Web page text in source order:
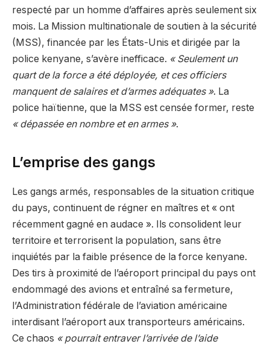
respecté par un homme d’affaires après seulement six
mois. La Mission multinationale de soutien à la sécurité
(MSS), financée par les États-Unis et dirigée par la
police kenyane, s’avère inefficace. « Seulement un
quart de la force a été déployée, et ces officiers
manquent de salaires et d’armes adéquates ». La
police haïtienne, que la MSS est censée former, reste
« dépassée en nombre et en armes ».
L’emprise des gangs
Les gangs armés, responsables de la situation critique
du pays, continuent de régner en maîtres et « ont
récemment gagné en audace ». Ils consolident leur
territoire et terrorisent la population, sans être
inquiétés par la faible présence de la force kenyane.
Des tirs à proximité de l’aéroport principal du pays ont
endommagé des avions et entraîné sa fermeture,
l’Administration fédérale de l’aviation américaine
interdisant l’aéroport aux transporteurs américains.
Ce chaos « pourrait entraver l’arrivée de l’aide